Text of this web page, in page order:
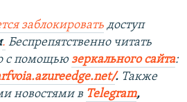
заблокировать доступ
. Беспрепятственно читать
с помощью зеркального сайта:
. Также
новостями в Telegram,